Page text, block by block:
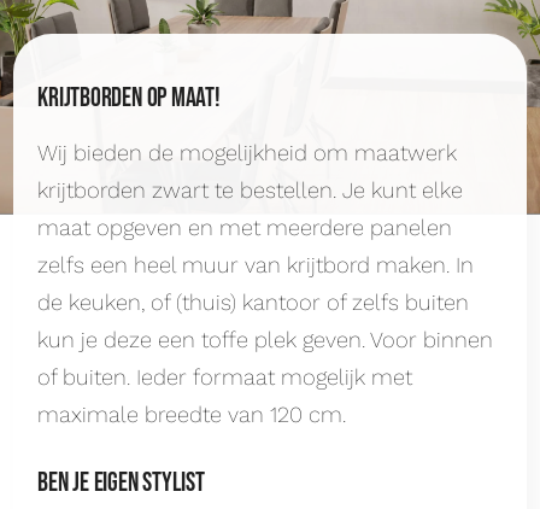
Krijtborden op maat!
Wij bieden de mogelijkheid om maatwerk
krijtborden zwart te bestellen. Je kunt elke
maat opgeven en met meerdere panelen
zelfs een heel muur van krijtbord maken. In
de keuken, of (thuis) kantoor of zelfs buiten
kun je deze een toffe plek geven. Voor binnen
of buiten. Ieder formaat mogelijk met
maximale breedte van 120 cm.
Ben je eigen stylist